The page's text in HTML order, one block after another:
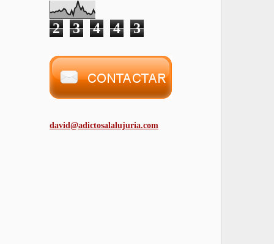
2 3 4 4 3
david@adictosalalujuria.com